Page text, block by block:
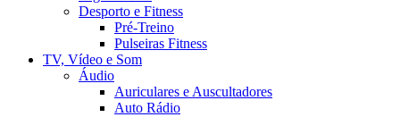
Desporto e Fitness
Pré-Treino
Pulseiras Fitness
TV, Vídeo e Som
Áudio
Auriculares e Auscultadores
Auto Rádio